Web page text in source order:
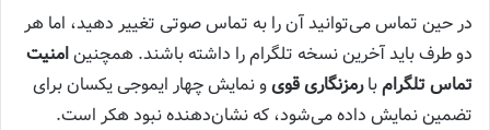
در حین تماس می‌توانید آن را به تماس صوتی تغییر دهید، اما هر
دو طرف باید آخرین نسخه تلگرام را داشته باشند. همچنینامنیت
تماس تلگرامبارمزنگاری قویو نمایش چهار ایموجی یکسان برای
تضمین نمایش داده می‌شود، که نشان‌دهنده نبود هکر است.